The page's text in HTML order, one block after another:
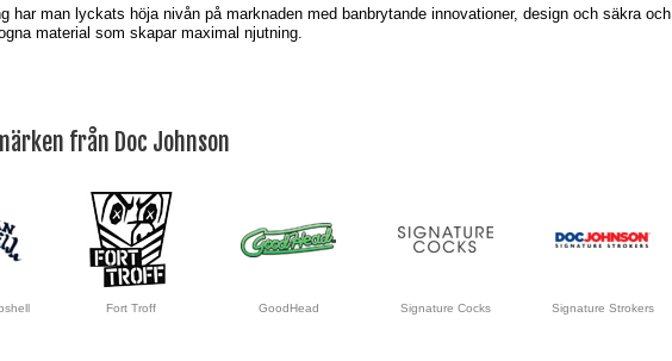
har man lyckats höja nivån på marknaden med banbrytande innovationer, design och säkra och
material som skapar maximal njutning.
från Doc Johnson
Fort Troff GoodHead Signature Cocks Signature Strokers